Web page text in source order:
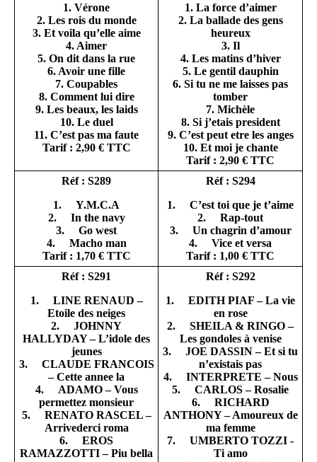
1. Vérone
2. Les rois du monde
3. Et voila qu’elle aime
4. Aimer
5. On dit dans la rue
6. Avoir une fille
7. Coupables
8. Comment lui dire
9. Les beaux, les laids
10. Le duel
11. C’est pas ma faute
Tarif : 2,90 € TTC
1. La force d’aimer
2. La ballade des gens
heureux
3. Il
4. Les matins d’hiver
5. Le gentil dauphin
6. Si tu ne me laisses pas
tomber
7. Michèle
8. Si j’etais president
9. C’est peut etre les anges
10. Et moi je chante
Tarif : 2,90 € TTC
Réf : S289
1. Y.M.C.A
2. In the navy
3. Go west
4. Macho man
Tarif : 1,70 € TTC
Réf : S294
1. C’est toi que je t’aime
2. Rap-tout
3. Un chagrin d’amour
4. Vice et versa
Tarif : 1,00 € TTC
Réf : S291
1. LINE RENAUD –
Etoile des neiges
2. JOHNNY
HALLYDAY – L’idole des
jeunes
3. CLAUDE FRANCOIS
– Cette annee la
4. ADAMO – Vous
permettez monsieur
5. RENATO RASCEL –
Arrivederci roma
6. EROS
RAMAZZOTTI – Piu bella
Réf : S292
1. EDITH PIAF – La vie
en rose
2. SHEILA & RINGO –
Les gondoles à venise
3. JOE DASSIN – Et si tu
n’existais pas
4. INTERPRETE – Nous
5. CARLOS – Rosalie
6. RICHARD
ANTHONY – Amoureux de
ma femme
7. UMBERTO TOZZI -
Ti amo